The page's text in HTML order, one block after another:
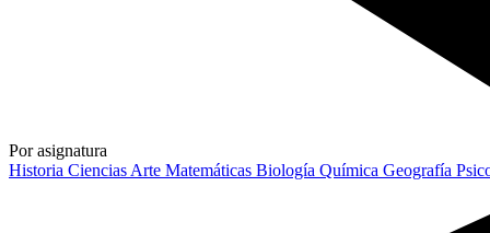
Por asignatura
Historia Ciencias Arte Matemáticas Biología Química Geografía